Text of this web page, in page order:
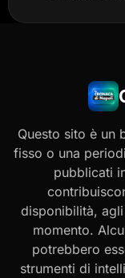
Questo sito è un
fisso o una
pubblicati
disponibilità, agli
momento.
potrebbero
strumenti di